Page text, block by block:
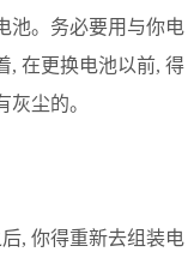
池。务必要用与你电
, 在更换电池以前, 得
尘的。
, 你得重新去组装电